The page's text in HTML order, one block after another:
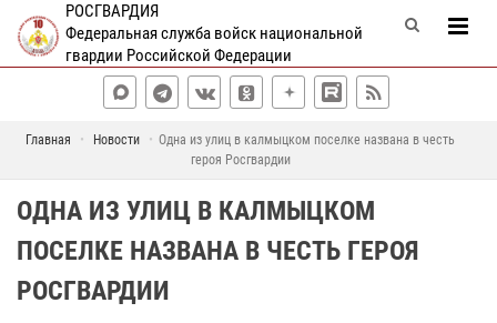
РОСГВАРДИЯ
Федеральная служба войск национальной
гвардии Российской Федерации
Главная Новости
Одна из улиц в калмыцком поселке названа в честь
героя Росгвардии
ОДНА ИЗ УЛИЦ В КАЛМЫЦКОМ
ПОСЕЛКЕ НАЗВАНА В ЧЕСТЬ ГЕРОЯ
РОСГВАРДИИ